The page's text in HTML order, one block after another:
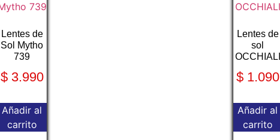
Lentes de
Sol Mytho
739
$3.990
Añadir al
carrito
Lentes de
sol
OCCHIALI
$1.090
Añadir al
carrito